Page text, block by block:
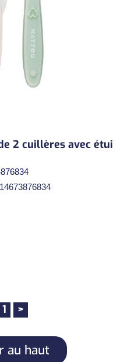
2 cuillères avec étui
1 >
au haut